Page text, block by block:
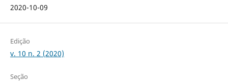
2020-10-09
Edição
v. 10 n. 2 (2020)
Seção